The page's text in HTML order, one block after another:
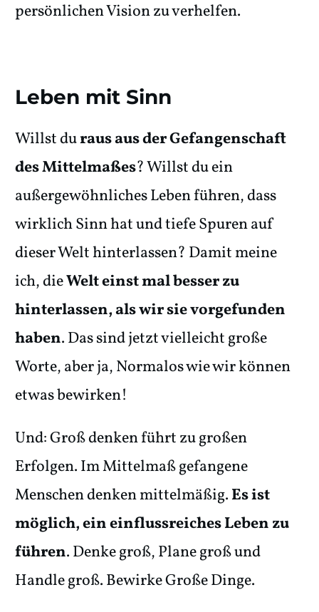
persönlichen Vision zu verhelfen.
Leben mit Sinn
Willst duraus aus der Gefangenschaft
des Mittelmaßes? Willst du ein
außergewöhnliches Leben führen, dass
wirklich Sinn hat und tiefe Spuren auf
dieser Welt hinterlassen? Damit meine
ich, dieWelt einst mal besser zu
hinterlassen, als wir sie vorgefunden
haben. Das sind jetzt vielleicht große
Worte, aber ja, Normalos wie wir können
etwas bewirken!
Und: Groß denken führt zu großen
Erfolgen. Im Mittelmaß gefangene
Menschen denken mittelmäßig.Es ist
möglich, ein einflussreiches Leben zu
führen. Denke groß, Plane groß und
Handle groß. Bewirke Große Dinge.